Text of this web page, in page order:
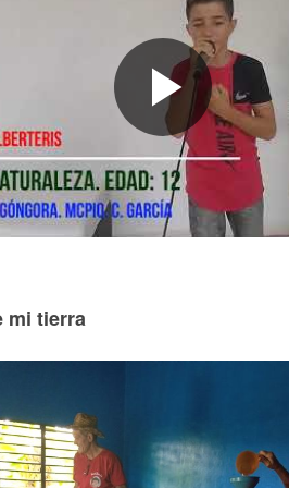
mi tierra